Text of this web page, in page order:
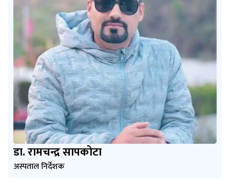
डा. रामचन्द्र सापकोटा
अस्पताल निर्देशक